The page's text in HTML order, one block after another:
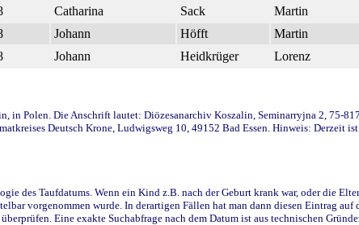
Catharina Sack Martin
Johann Höfft Martin
Johann Heidkrüger Lorenz
Polen. Die Anschrift lautet: Diözesanarchiv Koszalin, Seminarryjna 2, 75-
Deutsch Krone, Ludwigsweg 10, 49152 Bad Essen. Hinweis: Derzeit
des Taufdatums. Wenn ein Kind z.B. nach der Geburt krank war, oder die
vorgenommen wurde. In derartigen Fällen hat man dann diesen Eintrag auf
Eine exakte Suchabfrage nach dem Datum ist aus technischen